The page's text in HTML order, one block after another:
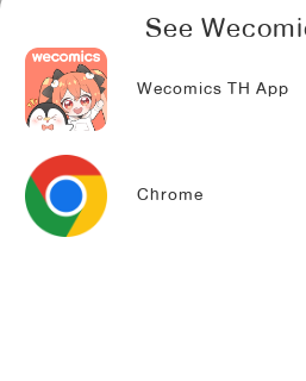
See
Wecomics TH App
Chrome
ปีศาจส